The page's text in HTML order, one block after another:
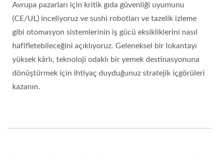
Avrupa pazarları için kritik gıda güvenliği uyumunu
(CE/UL) inceliyoruz ve sushi robotları ve tazelik izleme
gibi otomasyon sistemlerinin iş gücü eksikliklerini nasıl
hafifletebileceğini açıklıyoruz. Geleneksel bir lokantayı
yüksek kârlı, teknoloji odaklı bir yemek destinasyonuna
dönüştürmek için ihtiyaç duyduğunuz stratejik içgörüleri
kazanın.